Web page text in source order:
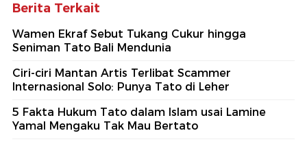
Berita Terkait
Wamen Ekraf Sebut Tukang Cukur hingga
Seniman Tato Bali Mendunia
Ciri-ciri Mantan Artis Terlibat Scammer
Internasional Solo: Punya Tato di Leher
5 Fakta Hukum Tato dalam Islam usai Lamine
Yamal Mengaku Tak Mau Bertato